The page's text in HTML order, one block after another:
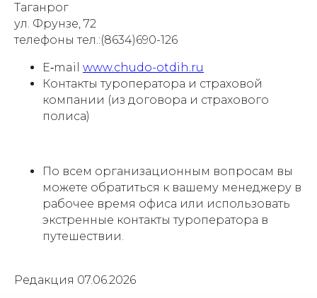
Таганрог
ул. Фрунзе, 72
телефоны тел.:(8634)690-126
E‑mail www.chudo-otdih.ru
Контакты туроператора и страховой
компании (из договора и страхового
полиса)
По всем организационным вопросам вы
можете обратиться к вашему менеджеру в
рабочее время офиса или использовать
экстренные контакты туроператора в
путешествии.
Редакция 07.06.2026